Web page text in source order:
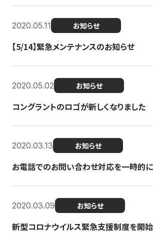
2020.05.11 お知らせ
【5/14】緊急メンテナンスのお知らせ
2020.05.02 お知らせ
コングラントのロゴが新しくなりました
2020.03.13 お知らせ
お電話でのお問い合わせ対応を一時的
2020.03.09 お知らせ
新型コロナウイルス緊急支援制度を開